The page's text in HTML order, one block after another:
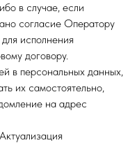
в случае, если
согласие Оператору
исполнения
договору.
в персональных данных,
их самостоятельно,
на адрес